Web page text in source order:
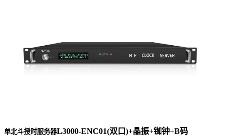
单北斗授时服务器L3000-ENC01(双口)+晶振+铷钟+B码